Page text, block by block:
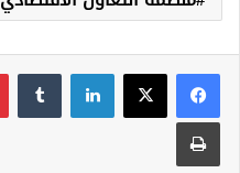
لينكدإن